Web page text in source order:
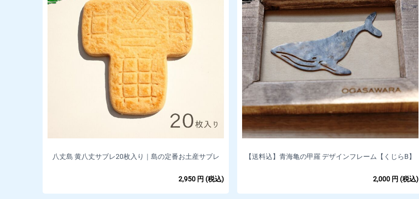
八丈島 黄八丈サブレ20枚入り｜島の定番お土産サブレ
2,950 円 (税込)
【送料込】青海亀の甲羅 デザインフレーム【くじらB】
2,000 円 (税込)